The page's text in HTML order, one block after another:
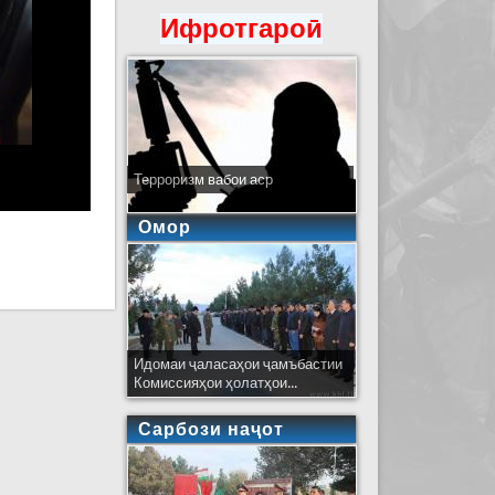
Ифротгароӣ
Терроризм вабои аср
Омор
Идомаи ҷаласаҳои ҷамъбастии
Комиссияҳои ҳолатҳои...
Сарбози наҷот